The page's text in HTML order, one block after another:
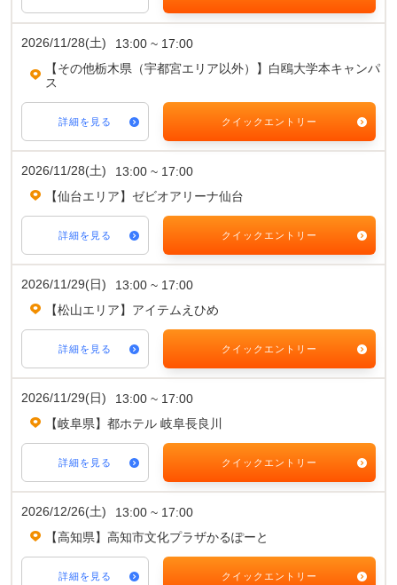
2026/11/28(土)
13:00 ~ 17:00
【その他栃木県（宇都宮エリア以外）】白鴎大学本キャンパ
ス
詳細を見る クイックエントリー
2026/11/28(土)
13:00 ~ 17:00
【仙台エリア】ゼビオアリーナ仙台
詳細を見る クイックエントリー
2026/11/29(日)
13:00 ~ 17:00
【松山エリア】アイテムえひめ
詳細を見る クイックエントリー
2026/11/29(日)
13:00 ~ 17:00
【岐阜県】都ホテル 岐阜長良川
詳細を見る クイックエントリー
2026/12/26(土)
13:00 ~ 17:00
【高知県】高知市文化プラザかるぽーと
詳細を見る クイックエントリー